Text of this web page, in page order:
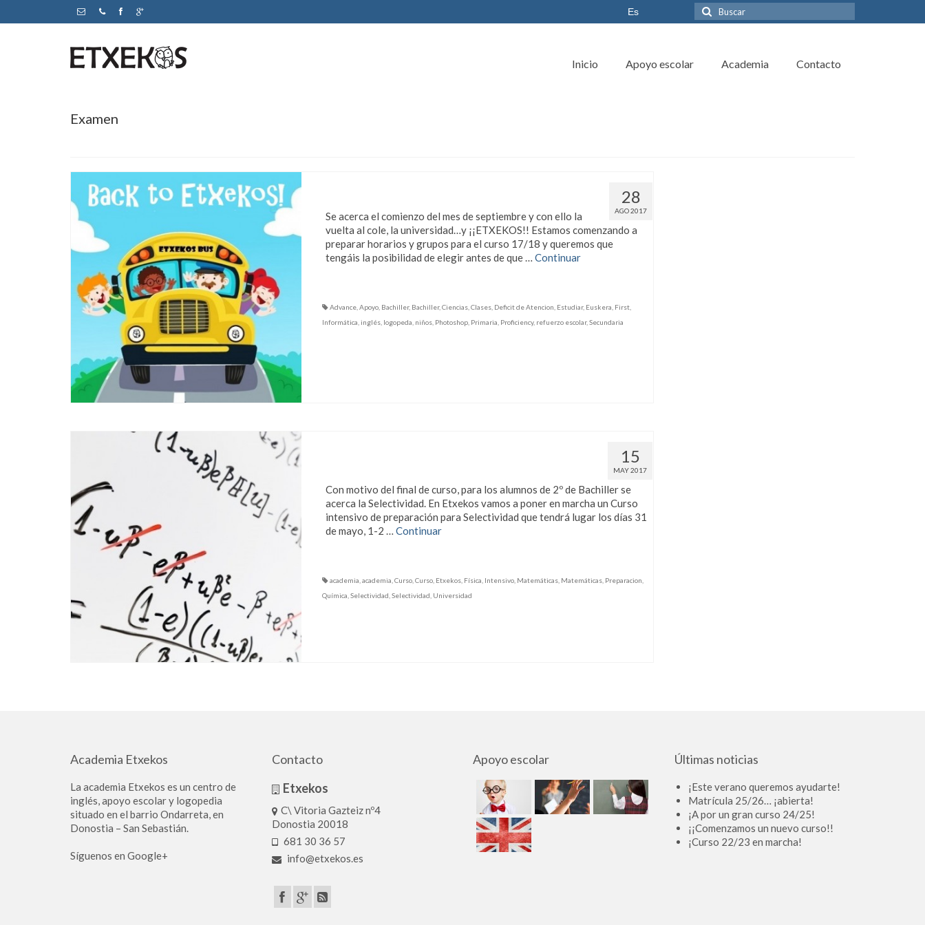
Es
Inicio Apoyo escolar Academia Contacto
Examen
28
AGO 2017
Se acerca el comienzo del mes de septiembre y con ello la
vuelta al cole, la universidad…y ¡¡ETXEKOS!! Estamos comenzando a
preparar horarios y grupos para el curso 17/18 y queremos que
tengáis la posibilidad de elegir antes de que … Continuar
Advance, Apoyo, Bachiller, Bachiller, Ciencias, Clases, Deficit de Atencion Estudiar, Euskera First,
Informática inglés, logopeda niños, Photoshop, Primaria Proficiency, refuerzo escolar, Secundaria
15
MAY 2017
Con motivo del final de curso, para los alumnos de 2º de Bachiller se
acerca la Selectividad. En Etxekos vamos a poner en marcha un Curso
intensivo de preparación para Selectividad que tendrá lugar los días 31
de mayo, 1-2 … Continuar
academia academia Curso, Curso, Etxekos, Física Intensivo, Matemáticas, Matemáticas, Preparacion
Química Selectividad Selectividad Universidad
Academia Etxekos
La academia Etxekos es un centro de
inglés, apoyo escolar y logopedia
situado en el barrio Ondarreta, en
Donostia – San Sebastián.
Síguenos en Google+
Contacto
Etxekos
C\ Vitoria Gazteiz nº4
Donostia 20018
681 30 36 57
info@etxekos.es
Apoyo escolar Últimas noticias
¡Este verano queremos ayudarte!
Matrícula 25/26… ¡abierta!
¡A por un gran curso 24/25!
¡¡Comenzamos un nuevo curso!!
¡Curso 22/23 en marcha!